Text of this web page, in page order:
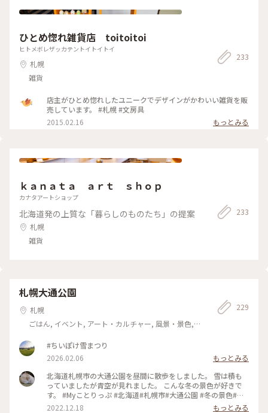
ひとめ惚れ雑貨店 toitoitoi
ヒトメボレザッカテントイトイトイ
札幌
雑貨
233
店主がひとめ惚れしたユニークでデザインがかわいい雑貨を販
売しています。 #札幌 #文房具
2015.02.16
もっとみる
ｋａｎａｔａ ａｒｔ ｓｈｏｐ
カナタアートショップ
北海道発の上質な「暮らしのものたち」の提案
札幌
雑貨
233
札幌大通公園
札幌
ごはん, イベント, アート・カルチャー, 風景・景色,
229
#ちいぽけ雪まつり
2026.02.06
もっとみる
北海道札幌市の大通公園を昼間に散歩をしました。 雪は積も
っていましたが青空が見れました。 こんな冬の景色が好きで
す。 #Myことりっぷ #北海道#札幌市#大通公園 #冬の景色#ク
リスマスツリー #2022年
2022.12.18
もっとみる